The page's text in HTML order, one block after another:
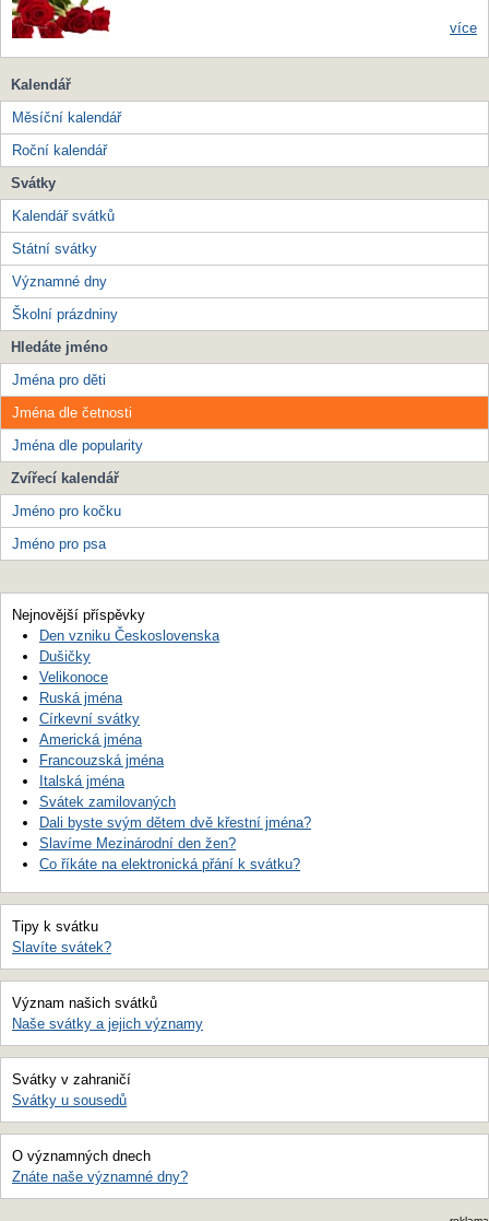
více
Kalendář
Měsíční kalendář
Roční kalendář
Svátky
Kalendář svátků
Státní svátky
Významné dny
Školní prázdniny
Hledáte jméno
Jména pro děti
Jména dle četnosti
Jména dle popularity
Zvířecí kalendář
Jméno pro kočku
Jméno pro psa
Nejnovější příspěvky
Den vzniku Československa
Dušičky
Velikonoce
Ruská jména
Církevní svátky
Americká jména
Francouzská jména
Italská jména
Svátek zamilovaných
Dali byste svým dětem dvě křestní jména?
Slavíme Mezinárodní den žen?
Co říkáte na elektronická přání k svátku?
Tipy k svátku
Slavíte svátek?
Význam našich svátků
Naše svátky a jejich významy
Svátky v zahraničí
Svátky u sousedů
O významných dnech
Znáte naše významné dny?